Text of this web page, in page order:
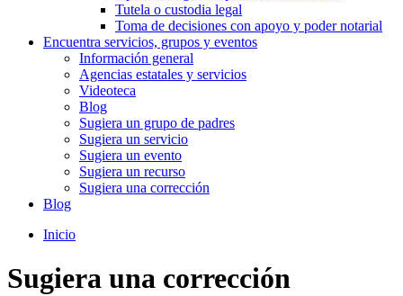
Tutela o custodia legal
Toma de decisiones con apoyo y poder notarial
Encuentra servicios, grupos y eventos
Información general
Agencias estatales y servicios
Videoteca
Blog
Sugiera un grupo de padres
Sugiera un servicio
Sugiera un evento
Sugiera un recurso
Sugiera una corrección
Blog
Inicio
Sugiera una corrección